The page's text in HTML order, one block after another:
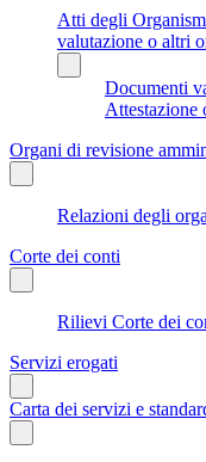
Atti degli
valutazione o altri
Documenti
Organi di revisione
Relazioni degli
Corte dei conti
Rilievi Corte dei
Servizi erogati
Carta dei servizi e